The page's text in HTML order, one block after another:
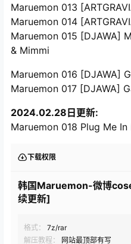
Maruemon 013
Maruemon 014
Maruemon 015 [DJAWA]
& Mimmi
Maruemon 016 [DJAWA]
Maruemon 017 [DJAWA]
2024.02.28日更新:
Maruemon 018 Plug Me In
下载权限
韩国Maruemon-微博
续更新]
格式：
7z/rar
解压教程：
网站最顶部有写